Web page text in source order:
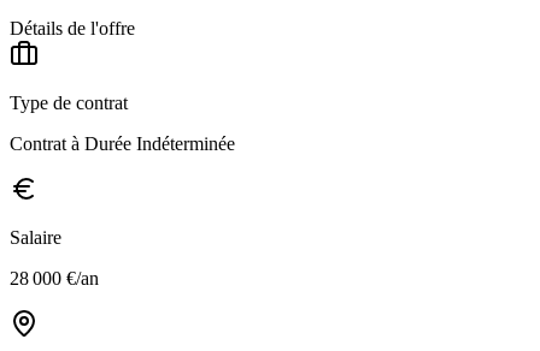
Détails de l'offre
Type de contrat
Contrat à Durée Indéterminée
Salaire
28 000 €/an